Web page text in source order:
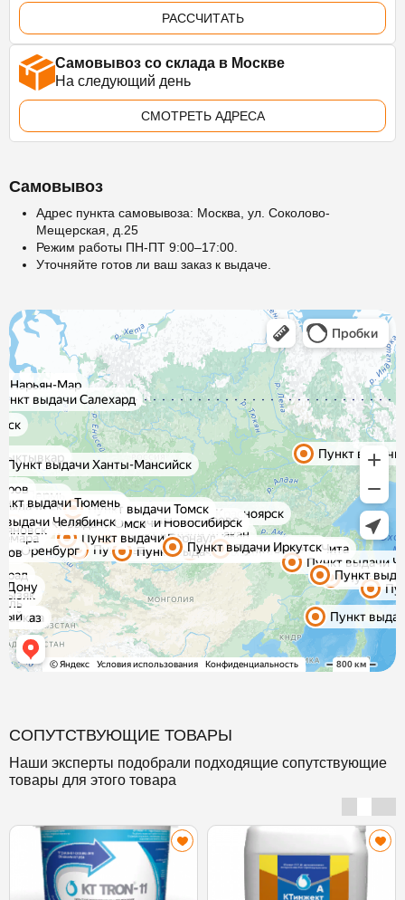
РАССЧИТАТЬ
Самовывоз со склада в Москве
На следующий день
СМОТРЕТЬ АДРЕСА
Самовывоз
Адрес пункта самовывоза: Москва, ул. Соколово-
Мещерская, д.25
Режим работы ПН-ПТ 9:00–17:00.
Уточняйте готов ли ваш заказ к выдаче.
СОПУТСТВУЮЩИЕ ТОВАРЫ
Наши эксперты подобрали подходящие сопутствующие
товары для этого товара